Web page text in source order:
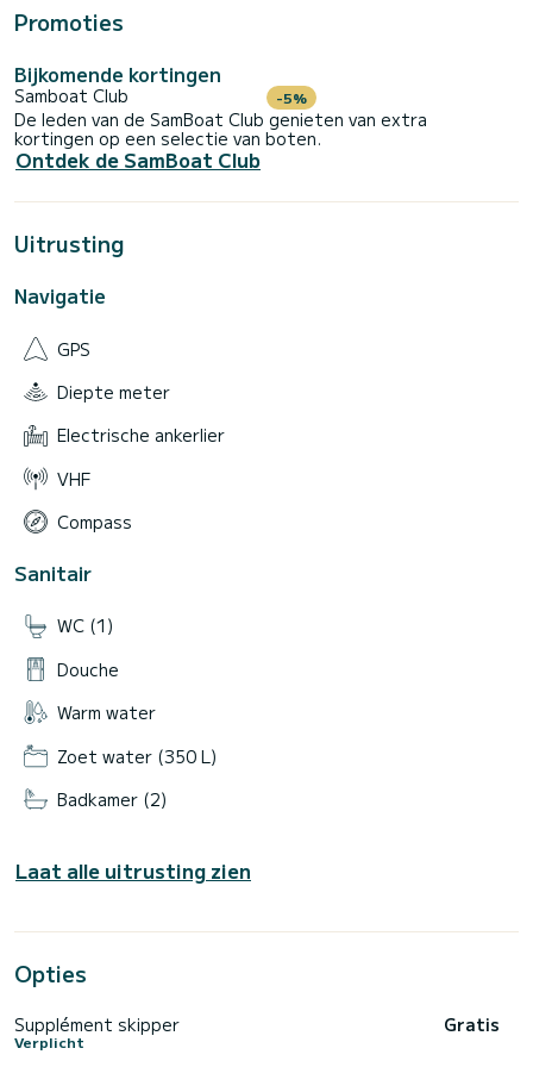
Promoties
Bijkomende kortingen
Samboat Club -5%
De leden van de SamBoat Club genieten van extra
kortingen op een selectie van boten.
Ontdek de SamBoat Club
Uitrusting
Navigatie
GPS
Diepte meter
Electrische ankerlier
VHF
Compass
Sanitair
WC (1)
Douche
Warm water
Zoet water (350 L)
Badkamer (2)
Laat alle uitrusting zien
Opties
Supplément skipper
Verplicht
Gratis